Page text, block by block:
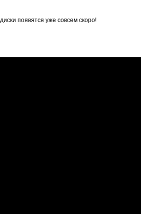
появятся уже совсем скоро!